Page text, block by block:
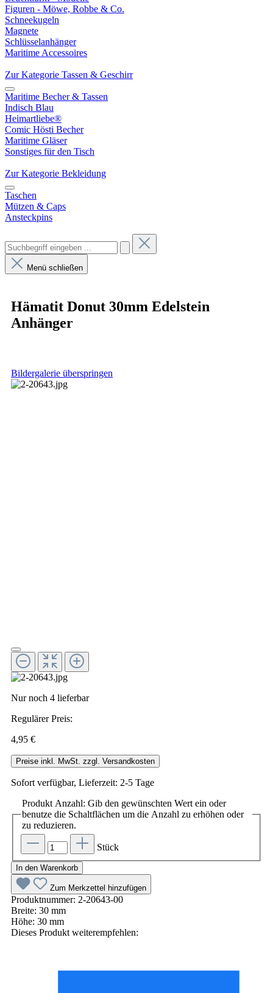
Figuren - Möwe, Robbe & Co.
Schneekugeln
Magnete
Schlüsselanhänger
Maritime Accessoires
Zur Kategorie Tassen & Geschirr
Maritime Becher & Tassen
Indisch Blau
Heimartliebe®
Comic Hösti Becher
Maritime Gläser
Sonstiges für den Tisch
Zur Kategorie Bekleidung
Taschen
Mützen & Caps
Ansteckpins
Menü schließen
Hämatit Donut 30mm Edelstein
Anhänger
Bildergalerie überspringen
Nur noch 4 lieferbar
Regulärer Preis:
4,95 €
Preise inkl. MwSt. zzgl. Versandkosten
Sofort verfügbar, Lieferzeit: 2-5 Tage
Produkt Anzahl: Gib den gewünschten Wert ein oder
benutze die Schaltflächen um die Anzahl zu erhöhen oder
zu reduzieren.
Stück
In den Warenkorb
Zum Merkzettel hinzufügen
Produktnummer: 2-20643-00
Breite: 30 mm
Höhe: 30 mm
Dieses Produkt weiterempfehlen: